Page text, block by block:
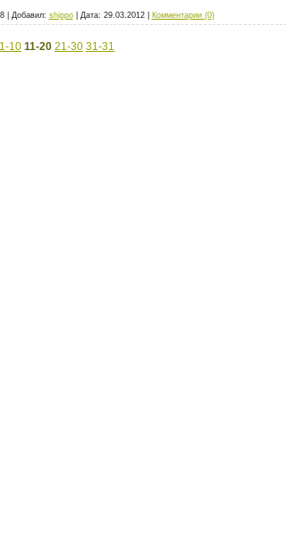
| Добавил: shippo| Дата: 29.03.2012 Комментарии (0)
1-10 11-20 21-30 31-31